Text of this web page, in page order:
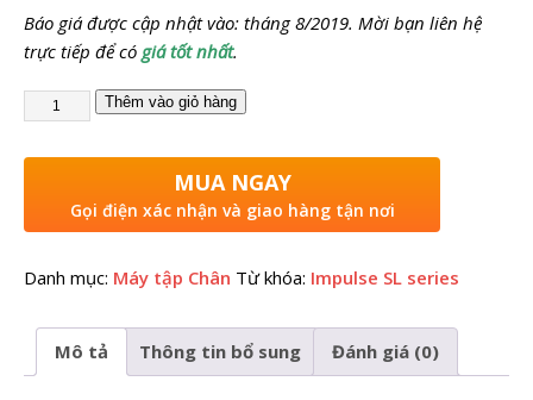
Báo giá được cập nhật vào: tháng 8/2019. Mời bạn liên hệ
trực tiếp để có giá tốt nhất.
Thêm vào giỏ hàng
MUA NGAY
Gọi điện xác nhận và giao hàng tận nơi
Danh mục: Máy tập Chân Từ khóa: Impulse SL series
Mô tả Thông tin bổ sung Đánh giá (0)